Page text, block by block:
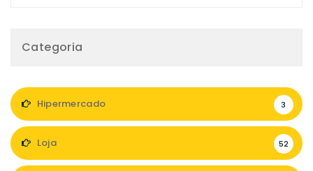
Categoria
Hipermercado 3
Loja 52